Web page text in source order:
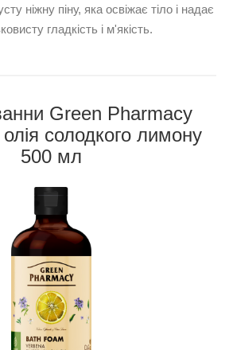
ніжну піну, яка освіжає тіло і надає
гладкість і м'якість.
Green Pharmacy
солодкого лимону
500 мл